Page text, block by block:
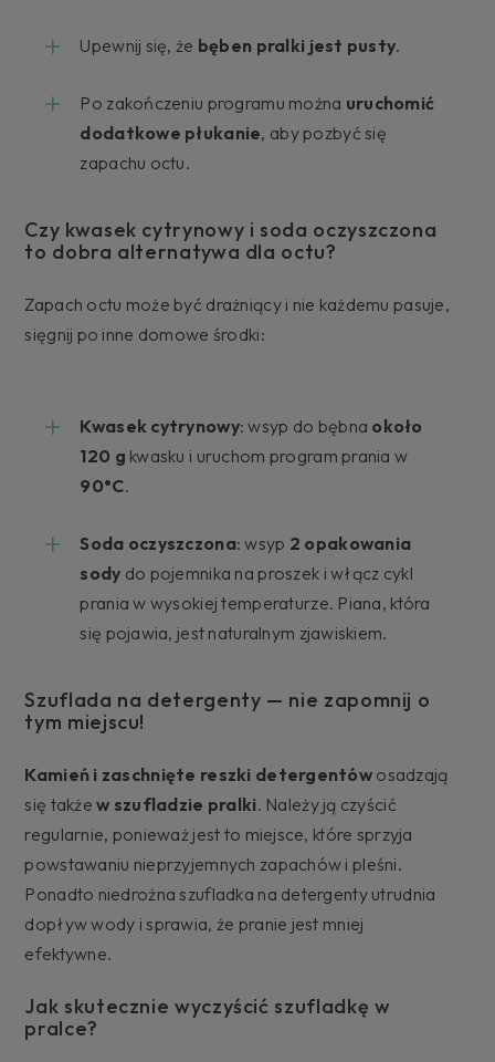
Upewnij się, że bęben pralki jest pusty.
Po zakończeniu programu można uruchomić
dodatkowe płukanie, aby pozbyć się
zapachu octu.
Czy kwasek cytrynowy i soda oczyszczona
to dobra alternatywa dla octu?
Zapach octu może być drażniący i nie każdemu pasuje,
sięgnij po inne domowe środki:
Kwasek cytrynowy: wsyp do bębna około
120 g kwasku i uruchom program prania w
90°C.
Soda oczyszczona: wsyp 2 opakowania
sody do pojemnika na proszek i włącz cykl
prania w wysokiej temperaturze. Piana, która
się pojawia, jest naturalnym zjawiskiem.
Szuflada na detergenty — nie zapomnij o
tym miejscu!
Kamień i zaschnięte reszki detergentów osadzają
się takżew szufladzie pralki. Należy ją czyścić
regularnie, ponieważ jest to miejsce, które sprzyja
powstawaniu nieprzyjemnych zapachów i pleśni.
Ponadto niedrożna szufladka na detergenty utrudnia
dopływ wody i sprawia, że pranie jest mniej
efektywne.
Jak skutecznie wyczyścić szufladkę w
pralce?